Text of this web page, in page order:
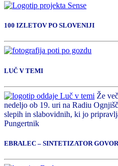
100 IZLETOV PO SLOVENIJI
LUČ V TEMI
Že
nedeljo ob 19. uri na Radiu
slepih in slabovidnih, ki jo
Pungertnik
EBRALEC – SINTETIZATOR